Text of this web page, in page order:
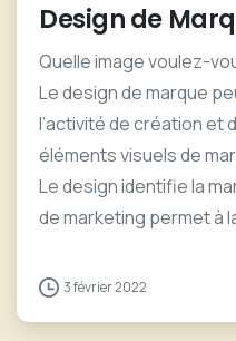
Design de
Quelle image voulez-
Le design de marque
l’activité de création et
éléments visuels de
Le design identifie la
de marketing permet à
3 février 2022